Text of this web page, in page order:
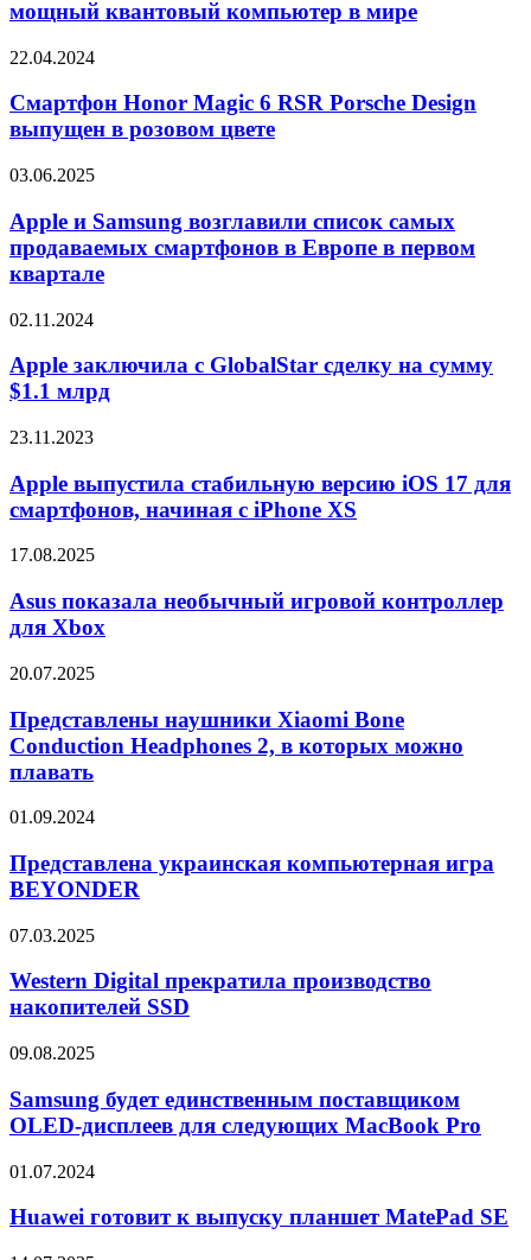
Microsoft
самый
квантовый
в
мире
мощный квантовый компьютер в мире
Смартфон
Magic
RSR
Design
в
розовом
цвете
22.04.2024
Смартфон Honor Magic 6 RSR Porsche Design
выпущен в розовом цвете
Apple
Samsung
возглавили
список
самых
смартфонов
Европе
в
квартале
03.06.2025
Apple и Samsung возглавили список самых
продаваемых смартфонов в Европе в первом
квартале
Apple
с
GlobalStar
сделку
сумму
млрд
02.11.2024
Apple заключила с GlobalStar сделку на сумму
$1.1 млрд
Apple
стабильную
версию
iOS
для
начиная
с
XS
23.11.2023
Apple выпустила стабильную версию iOS 17 для
смартфонов, начиная с iPhone XS
Asus
необычный
игровой
контроллер
Xbox
17.08.2025
Asus показала необычный игровой контроллер
для Xbox
Представлены
Xiaomi
Bone
Conduction
Headphones
в
можно
плавать
20.07.2025
Представлены наушники Xiaomi Bone
Conduction Headphones 2, в которых можно
плавать
Представлена
компьютерная
игра
BEYONDER
01.09.2024
Представлена украинская компьютерная игра
BEYONDER
Western
прекратила
производство
накопителей
07.03.2025
Western Digital прекратила производство
накопителей SSD
Samsung
единственным
поставщиком
OLED-
для
MacBook
09.08.2025
Samsung будет единственным поставщиком
OLED-дисплеев для следующих MacBook Pro
Huawei
к
планшет
01.07.2024
Huawei готовит к выпуску планшет MatePad SE